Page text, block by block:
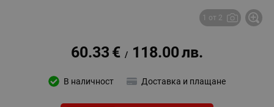
1 от 2
60.33 € / 118.00лв.
В наличност Доставка и плащане